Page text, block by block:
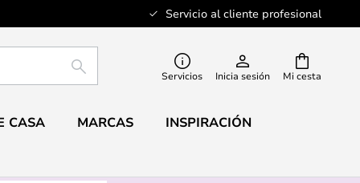
Servicio al cliente profesional
Mi cesta
BUSCAR Servicios Inicia sesión
CASA MARCAS INSPIRACIÓN